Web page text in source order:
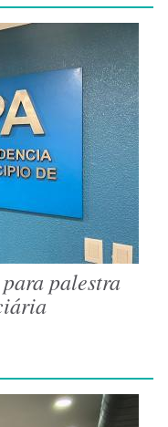
palestra